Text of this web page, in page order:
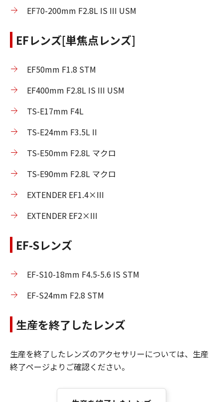
EF70-200mm F2.8L IS III USM
EFレンズ[単焦点レンズ]
EF50mm F1.8 STM
EF400mm F2.8L IS III USM
TS-E17mm F4L
TS-E24mm F3.5L II
TS-E50mm F2.8L マクロ
TS-E90mm F2.8L マクロ
EXTENDER EF1.4×III
EXTENDER EF2×III
EF-Sレンズ
EF-S10-18mm F4.5-5.6 IS STM
EF-S24mm F2.8 STM
生産を終了したレンズ
生産を終了したレンズのアクセサリーについては、生産
終了ページよりご確認ください。